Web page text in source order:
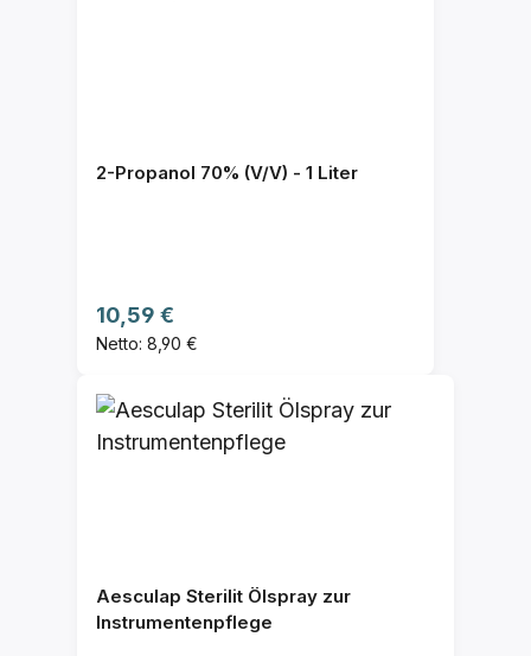
2-Propanol 70% (V/V) - 1 Liter
Regulärer Preis:
10,59 €
Netto: 8,90 €
Aesculap Sterilit Ölspray zur
Instrumentenpflege